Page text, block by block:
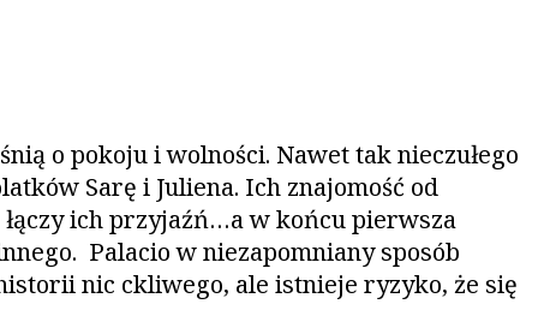
o pokoju i wolności. Nawet tak nieczułego
Sarę i Juliena. Ich znajomość od
ich przyjaźń…a w końcu pierwsza
Palacio w niezapomniany sposób
nic ckliwego, ale istnieje ryzyko, że się